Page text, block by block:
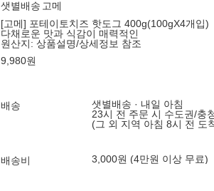
샛별배송 고메
[고메] 포테이토치즈 핫도그 400g(100gX4개입)
다채로운 맛과 식감이 매력적인
원산지: 상품설명/상세정보 참조
9,980원
배송
샛별배송 · 내일 아침
23시 전 주문 시 수도권/충
(그 외 지역 아침 8시 전 도
배송비 3,000원 (4만원 이상 무료)